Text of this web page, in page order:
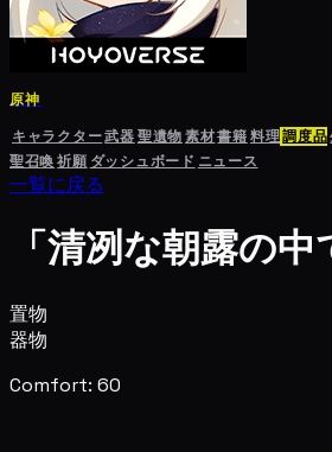
原神
キャラクター武器聖遺物素材書籍料理調度品
聖召喚祈願 ダッシュボード ニュース
一覧に戻る
「清冽な朝露の中
置物
器物
Comfort: 60